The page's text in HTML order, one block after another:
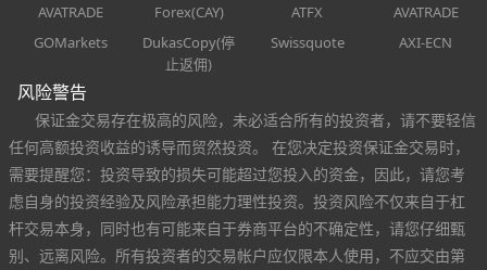
AVATRADE
Forex(CAY) ATFX
AVATRADE
GOMarkets
DukasCopy(停
止返佣)
Swissquote AXI-ECN
风险警告
保证金交易存在极高的风险，未必适合所有的投资者，请不要轻信
任何高额投资收益的诱导而贸然投资。 在您决定投资保证金交易时，
需要提醒您：投资导致的损失可能超过您投入的资金，因此，请您考
虑自身的投资经验及风险承担能力理性投资。投资风险不仅来自于杠
杆交易本身，同时也有可能来自于券商平台的不确定性，请您仔细甄
别、远离风险。所有投资者的交易帐户应仅限本人使用，不应交由第